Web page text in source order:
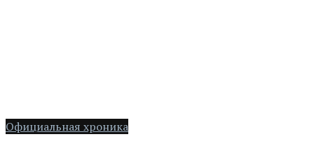
Официальная хроника